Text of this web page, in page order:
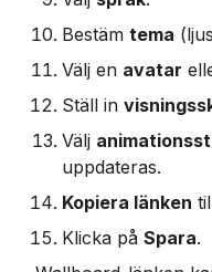
Bestäm tema
Välj en avatar
Ställ in
Välj
uppdateras.
Kopiera länken
Klicka på Spara.